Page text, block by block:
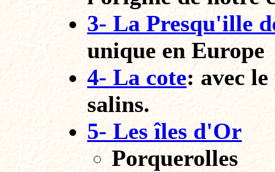
3- La Presqu'ille
unique en Europe
4- La cote: avec
salins.
5- Les îles d'Or
Porquerolles